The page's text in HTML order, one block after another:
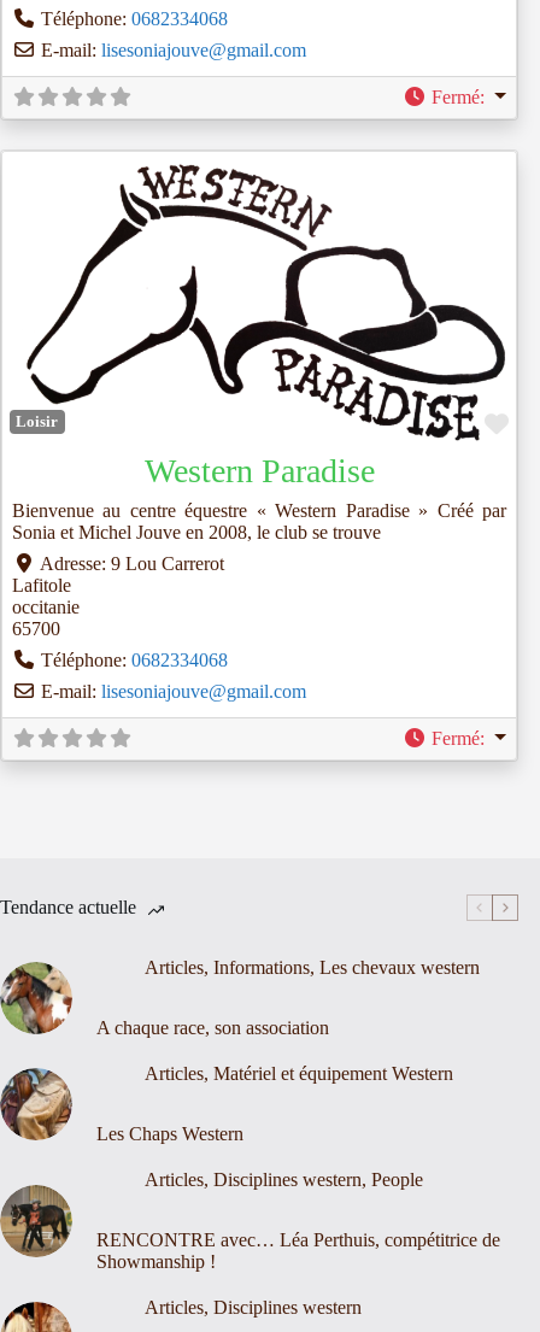
Téléphone: 0682334068
E-mail: lisesoniajouve@gmail.com
Fermé:
Loisir
Western Paradise
Bienvenue au centre équestre « Western Paradise » Créé par
Sonia et Michel Jouve en 2008, le club se trouve
Adresse: 9 Lou Carrerot
Lafitole
occitanie
65700
Téléphone: 0682334068
E-mail: lisesoniajouve@gmail.com
Fermé:
Tendance actuelle
Articles, Informations, Les chevaux western
A chaque race, son association
Articles, Matériel et équipement Western
Les Chaps Western
Articles, Disciplines western, People
RENCONTRE avec… Léa Perthuis, compétitrice de
Showmanship !
Articles, Disciplines western